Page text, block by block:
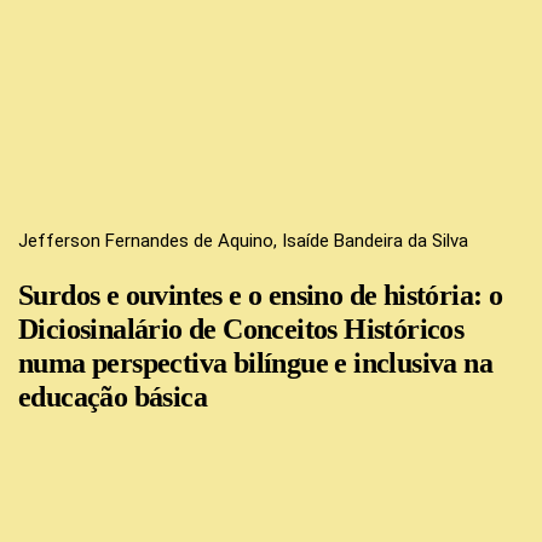
Jefferson Fernandes de Aquino, Isaíde Bandeira da Silva
Surdos e ouvintes e o ensino de história: o
Diciosinalário de Conceitos Históricos
numa perspectiva bilíngue e inclusiva na
educação básica